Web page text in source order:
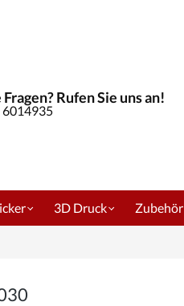
Rufen Sie uns an!
3D Druck Zubehör